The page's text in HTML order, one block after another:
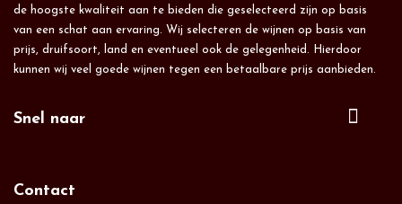
de hoogste kwaliteit aan te bieden die geselecteerd zijn op basis
van een schat aan ervaring. Wij selecteren de wijnen op basis van
prijs, druifsoort, land en eventueel ook de gelegenheid. Hierdoor
kunnen wij veel goede wijnen tegen een betaalbare prijs aanbieden.
Snel naar
Contact